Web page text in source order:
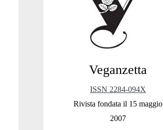
Sidebar
Veganzetta
ISSN 2284-094X
Rivista fondata il 15 maggio
2007